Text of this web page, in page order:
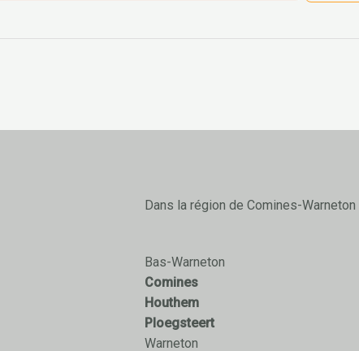
Dans la région de Comines-Warneton
Bas-Warneton
Comines
Houthem
Ploegsteert
Warneton